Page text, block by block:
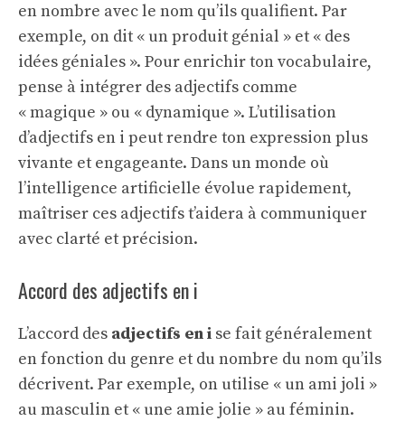
en nombre avec le nom qu’ils qualifient. Par
exemple, on dit « un produit génial » et « des
idées géniales ». Pour enrichir ton vocabulaire,
pense à intégrer des adjectifs comme
« magique » ou « dynamique ». L’utilisation
d’adjectifs en i peut rendre ton expression plus
vivante et engageante. Dans un monde où
l’intelligence artificielle évolue rapidement,
maîtriser ces adjectifs t’aidera à communiquer
avec clarté et précision.
Accord des adjectifs en i
L’accord des adjectifs en i se fait généralement
en fonction du genre et du nombre du nom qu’ils
décrivent. Par exemple, on utilise « un ami joli »
au masculin et « une amie jolie » au féminin.